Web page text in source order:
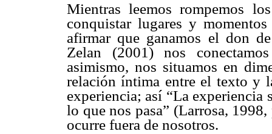
Mientras leemos rompemos
conquistar lugares y
afirmar que ganamos el don
Zelan (2001) nos
asimismo, nos situamos en
relación íntima entre el texto y
experiencia; así “La experiencia
lo que nos pasa” (Larrosa,
ocurre fuera de nosotros.